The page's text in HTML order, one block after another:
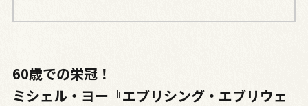
60歳での栄冠！
ミシェル・ヨー『エブリシング・エブリウェ